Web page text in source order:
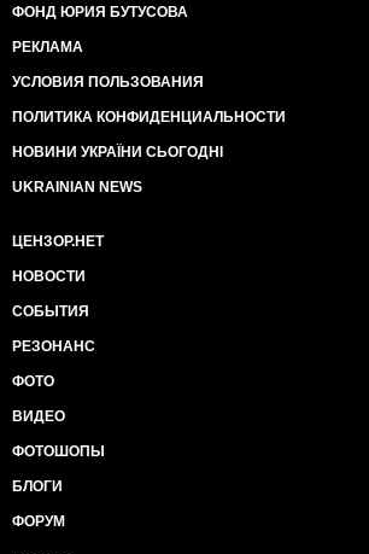
ФОНД ЮРИЯ БУТУСОВА
РЕКЛАМА
УСЛОВИЯ ПОЛЬЗОВАНИЯ
ПОЛИТИКА КОНФИДЕНЦИАЛЬНОСТИ
НОВИНИ УКРАЇНИ СЬОГОДНІ
UKRAINIAN NEWS
ЦЕНЗОР.НЕТ
НОВОСТИ
СОБЫТИЯ
РЕЗОНАНС
ФОТО
ВИДЕО
ФОТОШОПЫ
БЛОГИ
ФОРУМ